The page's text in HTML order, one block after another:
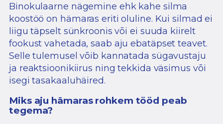
Binokulaarne nägemine ehk kahe silma
koostöö on hämaras eriti oluline. Kui silmad ei
liigu täpselt sünkroonis või ei suuda kiirelt
fookust vahetada, saab aju ebatäpset teavet.
Selle tulemusel võib kannatada sügavustaju
ja reaktsioonikiirus ning tekkida väsimus või
isegi tasakaaluhäired.
Miks aju hämaras rohkem tööd peab
tegema?